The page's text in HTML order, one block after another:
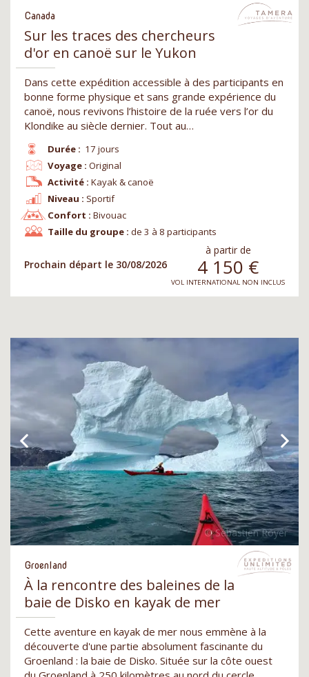
Canada
Sur les traces des chercheurs
d'or en canoë sur le Yukon
Dans cette expédition accessible à des participants en
bonne forme physique et sans grande expérience du
canoë, nous revivons l’histoire de la ruée vers l’or du
Klondike au siècle dernier. Tout au…
Durée : 17 jours
Niveau : Sportif
Voyage : Original
Confort : Bivouac
Activité : Kayak & canoë
Taille du groupe : de 3 à 8 participants
Prochain départ le 30/08/2026
à partir de
4 150 €
VOL INTERNATIONAL NON INCLUS
Groenland
À la rencontre des baleines de la
baie de Disko en kayak de mer
Cette aventure en kayak de mer nous emmène à la
découverte d'une partie absolument fascinante du
Groenland : la baie de Disko. Située sur la côte ouest